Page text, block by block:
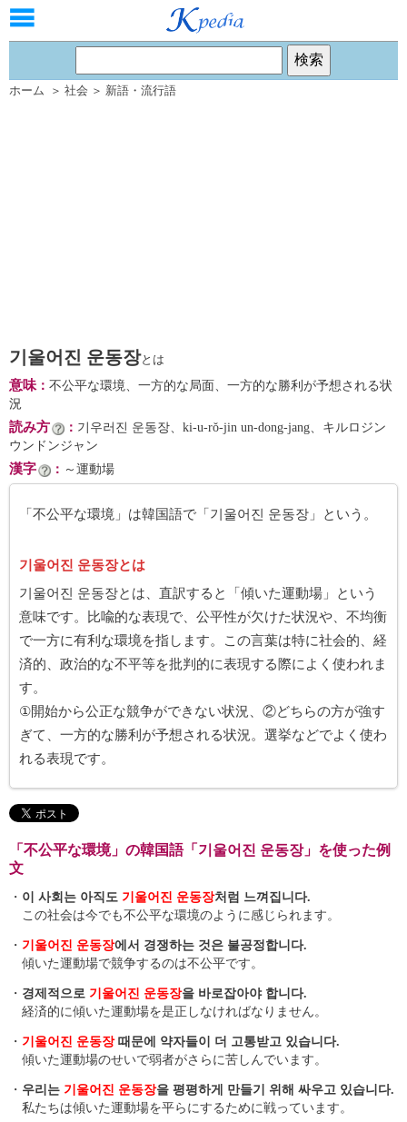
ホーム ＞ 社会 ＞ 新語・流行語
기울어진 운동장とは
意味： 不公平な環境、一方的な局面、一方的な勝利が予想される状
況
読み方 ： 기우러진 운동장、ki-u-rŏ-jin un-dong-jang、キルロジン
ウンドンジャン
漢字 ： ～運動場
「不公平な環境」は韓国語で「기울어진 운동장」という。
기울어진 운동장とは
기울어진 운동장とは、直訳すると「傾いた運動場」という
意味です。比喩的な表現で、公平性が欠けた状況や、不均衡
で一方に有利な環境を指します。この言葉は特に社会的、経
済的、政治的な不平等を批判的に表現する際によく使われま
す。
①開始から公正な競争ができない状況、②どちらの方が強す
ぎて、一方的な勝利が予想される状況。選挙などでよく使わ
れる表現です。
「不公平な環境」の韓国語「기울어진 운동장」を使った例
文
・ 이 사회는 아직도 기울어진 운동장처럼 느껴집니다.
この社会は今でも不公平な環境のように感じられます。
・ 기울어진 운동장에서 경쟁하는 것은 불공정합니다.
傾いた運動場で競争するのは不公平です。
・ 경제적으로 기울어진 운동장을 바로잡아야 합니다.
経済的に傾いた運動場を是正しなければなりません。
・ 기울어진 운동장때문에 약자들이 더 고통받고 있습니다.
傾いた運動場のせいで弱者がさらに苦しんでいます。
・ 우리는 기울어진 운동장을 평평하게 만들기 위해 싸우고 있습니다.
私たちは傾いた運動場を平らにするために戦っています。